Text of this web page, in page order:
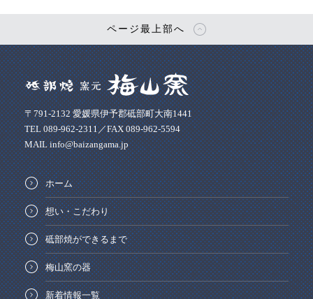
ページ最上部へ
〒791-2132 愛媛県伊予郡砥部町大南1441
TEL 089-962-2311／FAX 089-962-5594
MAIL info@baizangama.jp
ホーム
想い・こだわり
砥部焼ができるまで
梅山窯の器
新着情報一覧